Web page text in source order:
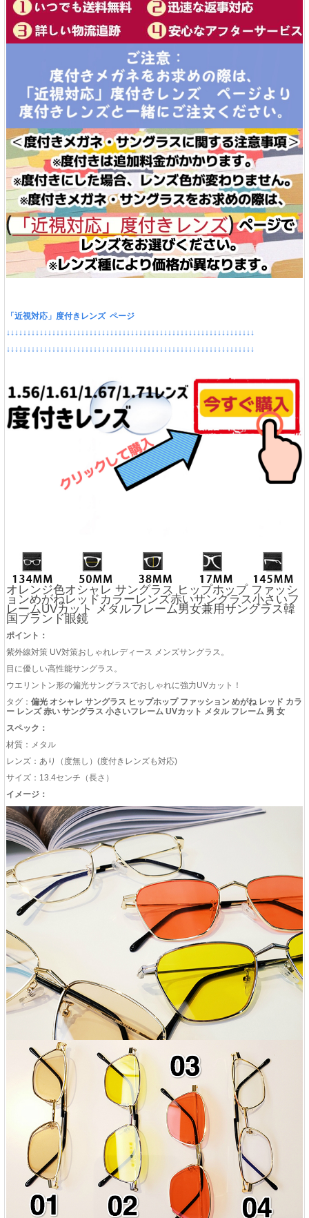
「近視対応」度付きレンズ ページ
↓↓↓↓↓↓↓↓↓↓↓↓↓↓↓↓↓↓↓↓↓↓↓↓↓↓↓↓↓↓↓↓↓↓↓↓↓↓↓↓↓↓↓↓↓↓↓↓↓↓↓↓↓↓↓↓↓↓↓↓
↓↓↓↓↓↓↓↓↓↓↓↓↓↓↓↓↓↓↓↓↓↓↓↓↓↓↓↓↓↓↓↓↓↓↓↓↓↓↓↓↓↓↓↓↓↓↓↓↓↓↓↓↓↓↓↓↓↓↓↓
オレンジ色オシャレ サングラス ヒップホップ ファッシ
ョンめがねレッドカラーレンズ赤いサングラス小さいフ
レームUVカット メタルフレーム男女兼用サングラス韓
国ブランド眼鏡
ポイント：
紫外線対策 UV対策おしゃれレディース メンズサングラス。
目に優しい高性能サングラス。
ウエリントン形の偏光サングラスでおしゃれに強力UVカット！
タグ： 偏光 オシャレ サングラス ヒップホップ ファッション めがね レッド カラ
ー レンズ 赤い サングラス 小さいフレーム UVカット メタル フレーム 男 女
スペック：
材質：メタル
レンズ：あり（度無し）(度付きレンズも対応)
サイズ：13.4センチ（長さ）
イメージ：